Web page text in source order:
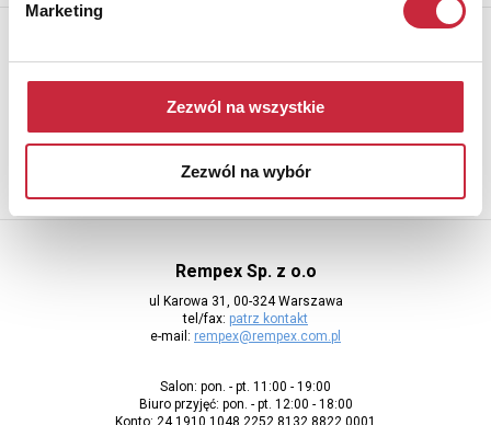
Marketing
Zezwól na wszystkie
Zezwól na wybór
Rempex Sp. z o.o
ul Karowa 31, 00-324 Warszawa
tel/fax: patrz kontakt
e-mail: rempex@rempex.com.pl
Salon: pon. - pt. 11:00 - 19:00
Biuro przyjęć: pon. - pt. 12:00 - 18:00
Konto: 24 1910 1048 2252 8132 8822 0001